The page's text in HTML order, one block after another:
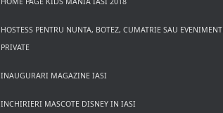
HOSTESS PENTRU NUNTA, BOTEZ, CUMATRIE SAU
PRIVATE
INAUGURARI MAGAZINE IASI
INCHIRIERI MASCOTE DISNEY IN IASI